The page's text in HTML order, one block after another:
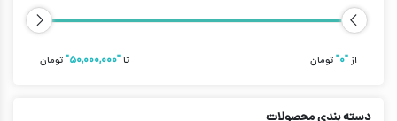
از"۰" تومان تا"۵۰,۰۰۰,۰۰۰" تومان